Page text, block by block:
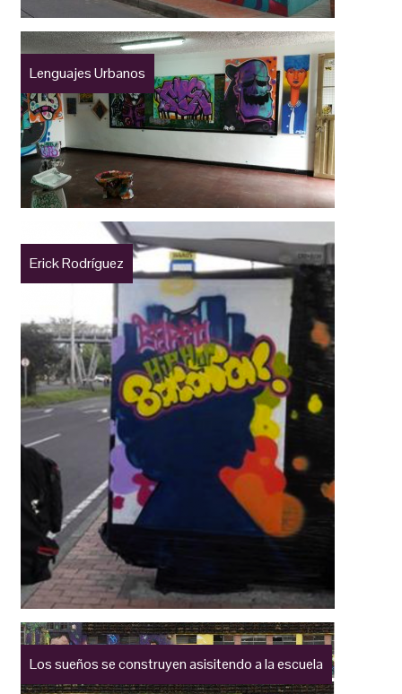
Lenguajes Urbanos
Erick Rodríguez
Los sueños se construyen asisitendo a la escuela